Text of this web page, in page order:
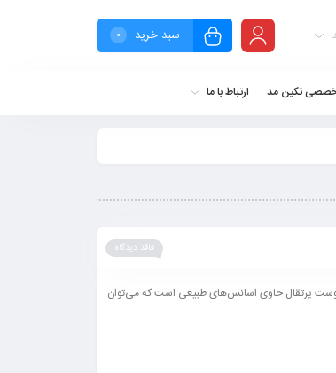
سبد خرید 0
تکین مد ارتباط با ما
فاقد دیدگاه
پرتقال حاوی اسانس‌های طبیعی است که می‌توان